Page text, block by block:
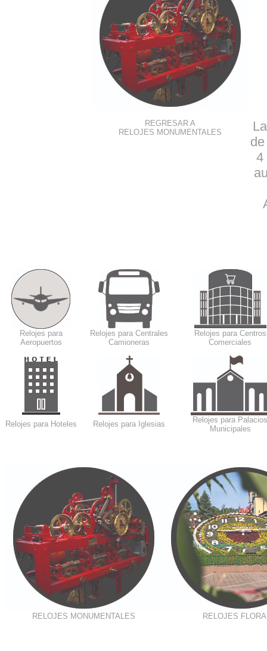
REGRESAR A
RELOJES MONUMENTALES
4
Relojes para
Aeropuertos
Relojes para Centrales
Camioneras
Relojes para Centros
Comerciales
Relojes para Hoteles Relojes para Iglesias
Relojes para Palacios
Municipales
RELOJES MONUMENTALES RELOJES